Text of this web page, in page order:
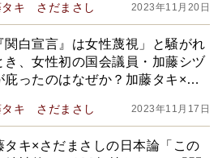
キ さだまさし 2023年11月20日
関白宣言』は女性蔑視」と騒がれ
き、女性初の国会議員・加藤シヅ
庇ったのはなぜか？加藤タキ×さ
キ さだまさし 2023年11月17日
タキ×さだまさしの日本論「この